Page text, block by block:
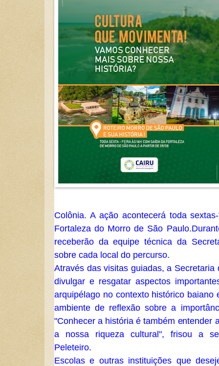
Colônia. A ação acontecerá toda
Fortaleza do Morro de São Paulo.
receberão da equipe técnica da
sobre cada local do percurso.
Através das visitas guiadas, a
divulgar e resgatar aspectos
arquipélago no contexto histórico baiano
ambiente de reflexão sobre a
"Conhecer a história é também entender
a nossa riqueza cultural", frisou a
Peleteiro.
Escolas e outras instituições que